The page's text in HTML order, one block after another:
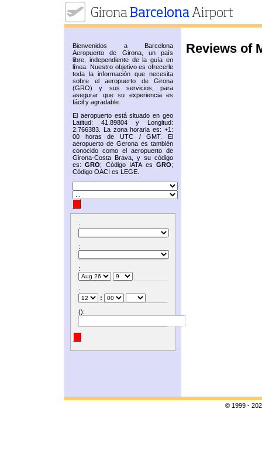
Bienvenidos a Barcelona
Aeropuerto de Girona, un país
libre, independiente de la guía en
línea. Nuestro objetivo es ofrecerle
toda la información que necesita
sobre el aeropuerto de Girona
(GRO) y sus servicios, para
asegurar que su experiencia es
fácil y agradable.
El aeropuerto está situado en geo
Latitud: 41.89804 y Longitud:
2.766383. La zona horaria es: +1:
00 horas de UTC / GMT. El
aeropuerto de Gerona es también
conocido como el aeropuerto de
Girona-Costa Brava, y su código
es:GRO; Código IATA esGRO;
Código OACI es LEGE.
:
:
:
:
:
():
Reviews of
© 1999 -